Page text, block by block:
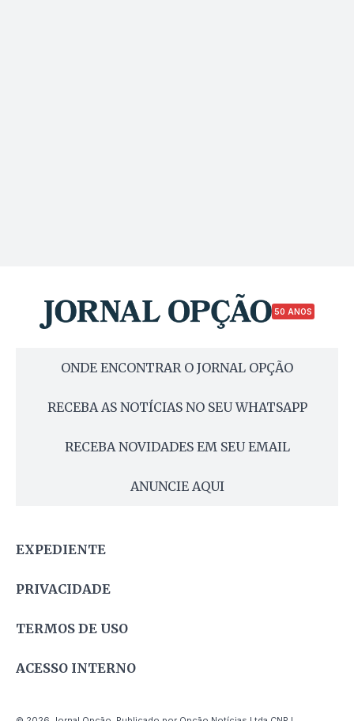
50 ANOS
ONDE ENCONTRAR O JORNAL OPÇÃO
RECEBA AS NOTÍCIAS NO SEU WHATSAPP
RECEBA NOVIDADES EM SEU EMAIL
ANUNCIE AQUI
EXPEDIENTE
PRIVACIDADE
TERMOS DE USO
ACESSO INTERNO